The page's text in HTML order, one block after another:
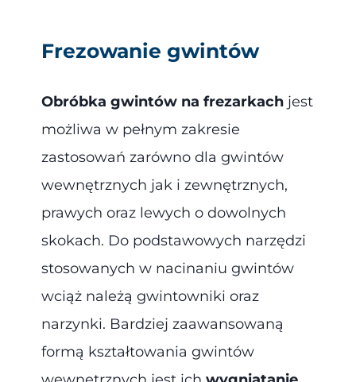
Frezowanie gwintów
Obróbka gwintów na frezarkachjest
możliwa w pełnym zakresie
zastosowań zarówno dla gwintów
wewnętrznych jak i zewnętrznych,
prawych oraz lewych o dowolnych
skokach. Do podstawowych narzędzi
stosowanych w nacinaniu gwintów
wciąż należą gwintowniki oraz
narzynki. Bardziej zaawansowaną
formą kształtowania gwintów